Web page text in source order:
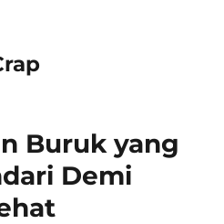
Buruk yang
Demi